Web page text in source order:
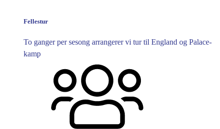
Fellestur
To ganger per sesong arrangerer vi tur til England og Palace-
kamp